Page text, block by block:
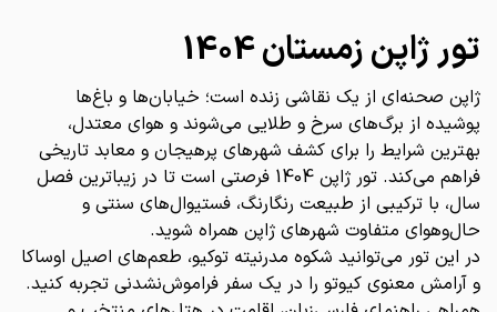
تور ژاپن زمستان 1404
ژاپن صحنه‌ای از یک نقاشی زنده است؛ خیابان‌ها و باغ‌ها
پوشیده از برگ‌های سرخ و طلایی می‌شوند و هوای معتدل،
بهترین شرایط را برای کشف شهرهای پرهیجان و معابد تاریخی
فراهم می‌کند. تور ژاپن 1404 فرصتی است تا در زیباترین فصل
سال، با ترکیبی از طبیعت رنگارنگ، فستیوال‌های سنتی و
حال‌وهوای متفاوت شهرهای ژاپن همراه شوید.
در این تور می‌توانید شکوه مدرنیته توکیو، طعم‌های اصیل اوساکا
و آرامش معنوی کیوتو را در یک سفر فراموش‌نشدنی تجربه کنید.